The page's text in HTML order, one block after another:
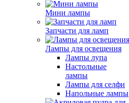
Мини лампы
Запчасти для ламп
Лампы для освещения
Лампы лупа
Настольные
лампы
Лампы для селфи
Напольные лампы